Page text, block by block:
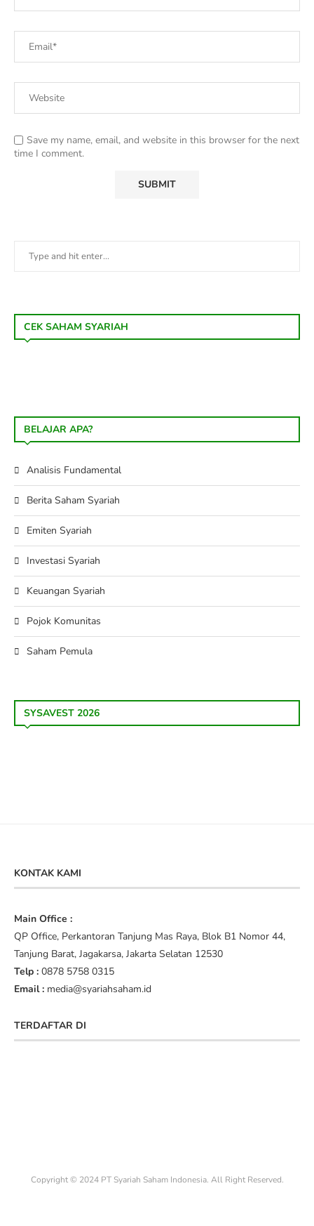
Save my name, email, and website in this browser for the next
time I comment.
CEK SAHAM SYARIAH
BELAJAR APA?
Analisis Fundamental
Berita Saham Syariah
Emiten Syariah
Investasi Syariah
Keuangan Syariah
Pojok Komunitas
Saham Pemula
SYSAVEST 2026
KONTAK KAMI
Main Office :
QP Office, Perkantoran Tanjung Mas Raya, Blok B1 Nomor 44,
Tanjung Barat, Jagakarsa, Jakarta Selatan 12530
Telp : 0878 5758 0315
Email : media@syariahsaham.id
TERDAFTAR DI
Copyright © 2024 PT Syariah Saham Indonesia. All Right Reserved.